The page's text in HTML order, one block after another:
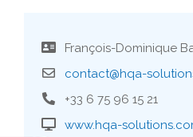
François-Dominique
contact@hqa-
+33 6 75 96 15 21
www.hqa-